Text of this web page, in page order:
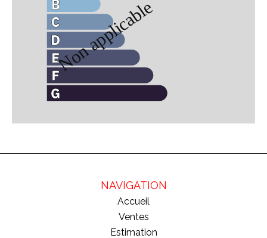
NAVIGATION
Accueil
Ventes
Estimation